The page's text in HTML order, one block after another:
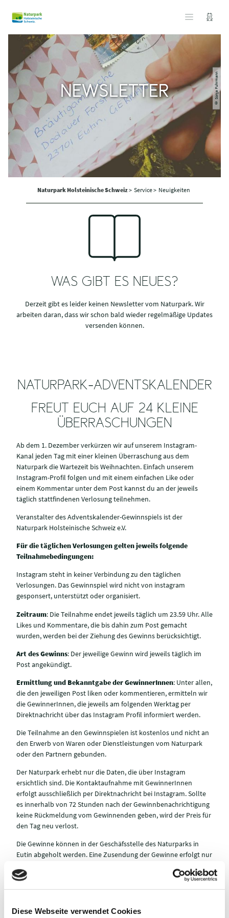
Diese Webseite verwendet Cookies
© Sonja Fuhrmann
NEWSLETTER
Naturpark Holsteinische Schweiz> Service > Neuigkeiten
WAS GIBT ES NEUES?
Derzeit gibt es leider keinen Newsletter vom Naturpark. Wir
arbeiten daran, dass wir schon bald wieder regelmäßige Updates
versenden können.
NATURPARK-ADVENTSKALENDER
FREUT EUCH AUF 24 KLEINE
ÜBERRASCHUNGEN
Ab dem 1. Dezember verkürzen wir auf unserem Instagram-
Kanal jeden Tag mit einer kleinen Überraschung aus dem
Naturpark die Wartezeit bis Weihnachten. Einfach unserem
Instagram-Profil folgen und mit einem einfachen Like oder
einem Kommentar unter dem Post kannst du an der jeweils
täglich stattfindenen Verlosung teilnehmen.
Veranstalter des Adventskalender-Gewinnspiels ist der
Naturpark Holsteinische Schweiz e.V.
Für die täglichen Verlosungen gelten jeweils folgende
Teilnahmebedingungen:
Instagram steht in keiner Verbindung zu den täglichen
Verlosungen. Das Gewinnspiel wird nicht von instagram
gesponsert, unterstützt oder organisiert.
Zeitraum: Die Teilnahme endet jeweils täglich um 23.59 Uhr. Alle
Likes und Kommentare, die bis dahin zum Post gemacht
wurden, werden bei der Ziehung des Gewinns berücksichtigt.
Art des Gewinns: Der jeweilige Gewinn wird jeweils täglich im
Post angekündigt.
Ermittlung und Bekanntgabe der GewinnerInnen: Unter allen,
die den jeweiligen Post liken oder kommentieren, ermitteln wir
die GewinnerInnen, die jeweils am folgenden Werktag per
Direktnachricht über das Instagram Profil informiert werden.
Die Teilnahme an den Gewinnspielen ist kostenlos und nicht an
den Erwerb von Waren oder Dienstleistungen vom Naturpark
oder den Partnern gebunden.
Der Naturpark erhebt nur die Daten, die über Instagram
ersichtlich sind. Die Kontaktaufnahme mit GewinnerInnen
erfolgt ausschließlich per Direktnachricht bei Instagram. Sollte
es innerhalb von 72 Stunden nach der Gewinnbenachrichtigung
keine Rückmeldung vom Gewinnenden geben, wird der Preis für
den Tag neu verlost.
Die Gewinne können in der Geschäfsstelle des Naturparks in
Eutin abgeholt werden. Eine Zusendung der Gewinne erfolgt nur
Mehrere Interaktionen unter einem Post haben keine positiven
18 Jahre alt sind, einen eigenen Instagram-Account besitzen und